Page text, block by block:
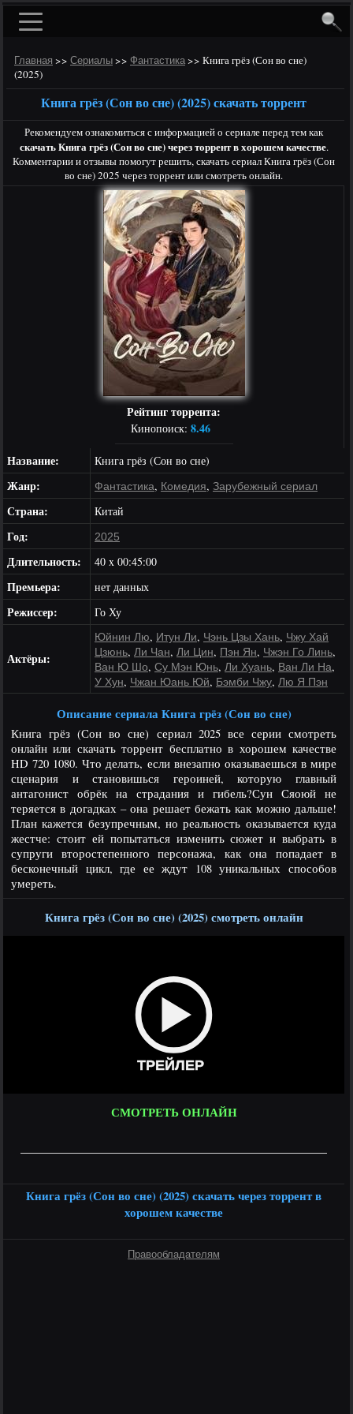
Главная >> Сериалы >> Фантастика >> Книга грёз (Сон во сне)
(2025)
Книга грёз (Сон во сне) (2025) скачать торрент
Рекомендуем ознакомиться с информацией о сериале перед тем как
скачать Книга грёз (Сон во сне) через торрент в хорошем качестве.
Комментарии и отзывы помогут решить, скачать сериал Книга грёз (Сон
во сне) 2025 через торрент или смотреть онлайн.
Рейтинг торрента:
Кинопоиск: 8.46
Название:
Книга грёз (Сон во сне)
Жанр: Фантастика, Комедия, Зарубежный сериал
Страна: Китай
Год: 2025
Длительность: 40 x 00:45:00
Премьера: нет данных
Режиссер: Го Ху
Актёры:
Юйнин Лю, Итун Ли, Чэнь Цзы Хань, Чжу Хай
Цзюнь, Ли Чан, Ли Цин, Пэн Ян, Чжэн Го Линь,
Ван Ю Шо, Су Мэн Юнь, Ли Хуань, Ван Ли На,
У Хун, Чжан Юань Юй, Бэмби Чжу, Лю Я Пэн
Описание сериала Книга грёз (Сон во сне)
Книга грёз (Сон во сне) сериал 2025 все серии смотреть
онлайн или скачать торрент бесплатно в хорошем качестве
HD 720 1080. Что делать, если внезапно оказываешься в мире
сценария и становишься героиней, которую главный
антагонист обрёк на страдания и гибель?Сун Сяоюй не
теряется в догадках – она решает бежать как можно дальше!
План кажется безупречным, но реальность оказывается куда
жестче: стоит ей попытаться изменить сюжет и выбрать в
супруги второстепенного персонажа, как она попадает в
бесконечный цикл, где ее ждут 108 уникальных способов
умереть.
Книга грёз (Сон во сне) (2025) смотреть онлайн
ТРЕЙЛЕР
СМОТРЕТЬ ОНЛАЙН
Книга грёз (Сон во сне) (2025) скачать через торрент в
хорошем качестве
Правообладателям